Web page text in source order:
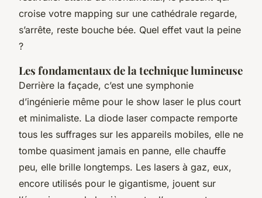
croise votre mapping sur une cathédrale regarde,
s’arrête, reste bouche bée. Quel effet vaut la peine
?
Les fondamentaux de la technique lumineuse
Derrière la façade, c’est une symphonie
d’ingénierie même pour le show laser le plus court
et minimaliste. La diode laser compacte remporte
tous les suffrages sur les appareils mobiles, elle ne
tombe quasiment jamais en panne, elle chauffe
peu, elle brille longtemps. Les lasers à gaz, eux,
encore utilisés pour le gigantisme, jouent sur